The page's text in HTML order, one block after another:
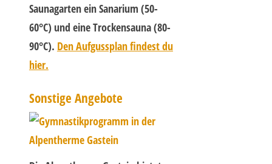
Saunagarten ein Sanarium (50-
60°C) und eine Trockensauna (80-
90°C). Den Aufgussplan findest du
hier.
Sonstige Angebote